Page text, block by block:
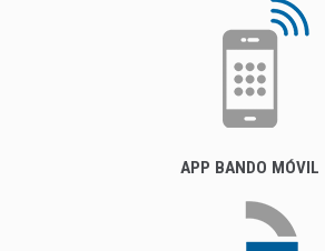
APP BANDO MÓVIL